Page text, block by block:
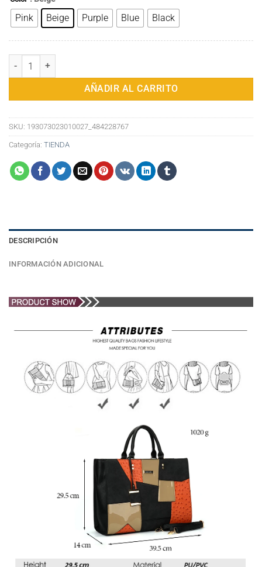
original
era:
actual
es:
Pink Beige Purple Blue Black
HEC Moda Diseñador Pu Material de cuero Mujeres Bolso al por
AÑADIR AL CARRITO
SKU: 193073023010027_484228767
Categoría: TIENDA
DESCRIPCIÓN
INFORMACIÓN ADICIONAL